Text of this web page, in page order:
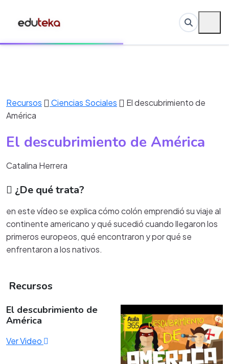
Recursos Ciencias Sociales
El descubrimiento de
América
El descubrimiento de América
Catalina Herrera
¿De qué trata?
en este vídeo se explica cómo colón emprendió su viaje al
continente americano y qué sucedió cuando llegaron los
primeros europeos, qué encontraron y por qué se
enfrentaron a los nativos.
Recursos
El descubrimiento de
América
Ver Video